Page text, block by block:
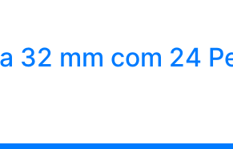
32 mm com 24